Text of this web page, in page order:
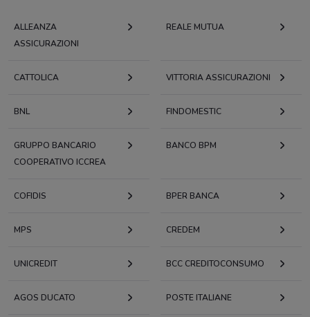
ALLEANZA
ASSICURAZIONI
REALE MUTUA
CATTOLICA VITTORIA ASSICURAZIONI
BNL FINDOMESTIC
GRUPPO BANCARIO
COOPERATIVO ICCREA
BANCO BPM
COFIDIS BPER BANCA
MPS CREDEM
UNICREDIT BCC CREDITOCONSUMO
AGOS DUCATO POSTE ITALIANE